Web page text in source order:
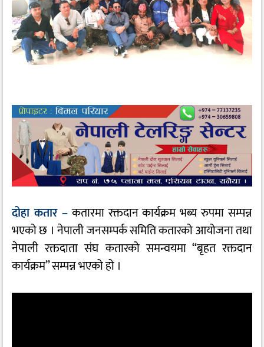
दोहा कतार – कतारमा रक्तदान कार्यक्रम भब्य रुपमा सम्पन्न
भएको छ । नेपाली जनसम्पर्क समिति कतारको आयोजना तथा
नेपाली रक्तदाता संघ कतारको समन्वयमा “बृहत रक्तदान
कार्यक्रम” सम्पन्न भएको हो ।